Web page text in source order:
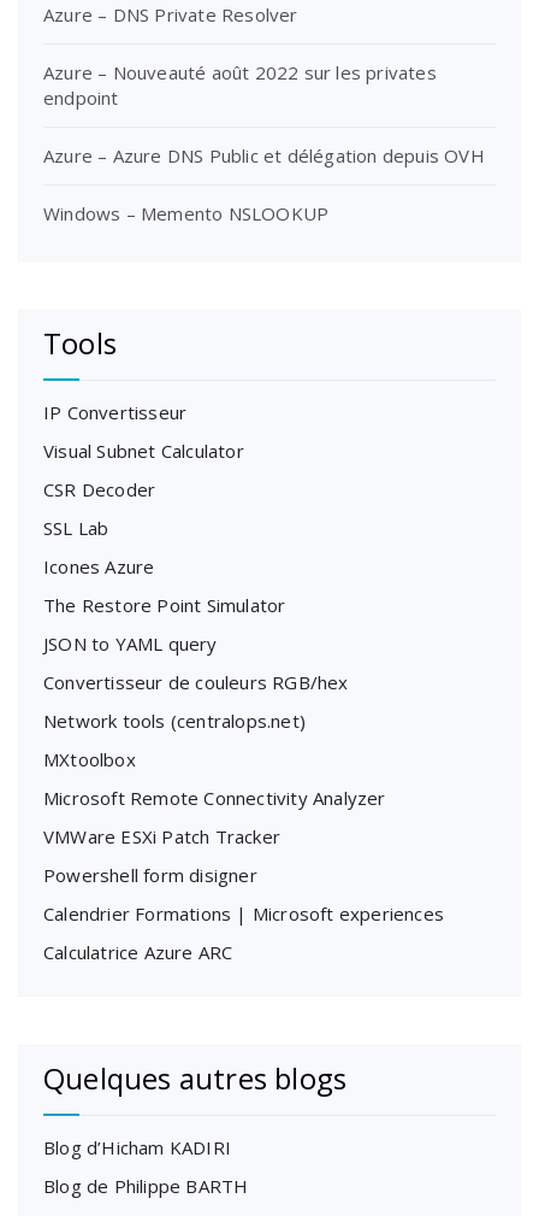
Azure – DNS Private Resolver
Azure – Nouveauté août 2022 sur les privates
endpoint
Azure – Azure DNS Public et délégation depuis OVH
Windows – Memento NSLOOKUP
Tools
IP Convertisseur
Visual Subnet Calculator
CSR Decoder
SSL Lab
Icones Azure
The Restore Point Simulator
JSON to YAML query
Convertisseur de couleurs RGB/hex
Network tools (centralops.net)
MXtoolbox
Microsoft Remote Connectivity Analyzer
VMWare ESXi Patch Tracker
Powershell form disigner
Calendrier Formations | Microsoft experiences
Calculatrice Azure ARC
Quelques autres blogs
Blog d’Hicham KADIRI
Blog de Philippe BARTH